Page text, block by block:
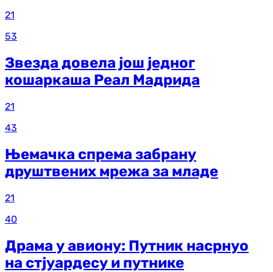
21
53
Звезда довела још једног
кошаркаша Реал Мадрида
21
43
Њемачка спрема забрану
друштвених мрежа за младе
21
40
Драма у авиону: Путник насрнуо
на стјуардесу и путнике